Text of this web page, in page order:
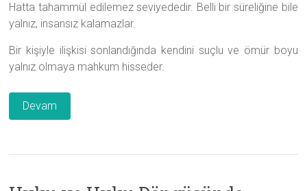
Hatta tahammül edilemez seviyededir. Belli bir süreliğine bile
yalnız, insansız kalamazlar.
Bir kişiyle ilişkisi sonlandığında kendini suçlu ve ömür boyu
yalnız olmaya mahkum hisseder.
Devam